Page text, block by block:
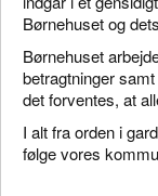
Børnehuset og
Børnehuset
betragtninger
det forventes, at
I alt fra orden i
følge vores